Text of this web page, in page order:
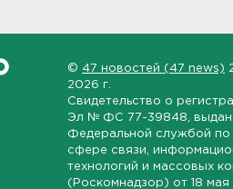
© 47 новостей (47 news)
2026 г.
Свидетельство о
Эл № ФС 77-39848 ,
Федеральной службой по
сфере связи,
технологий и массовых
(Роскомнадзор) от 18 мая